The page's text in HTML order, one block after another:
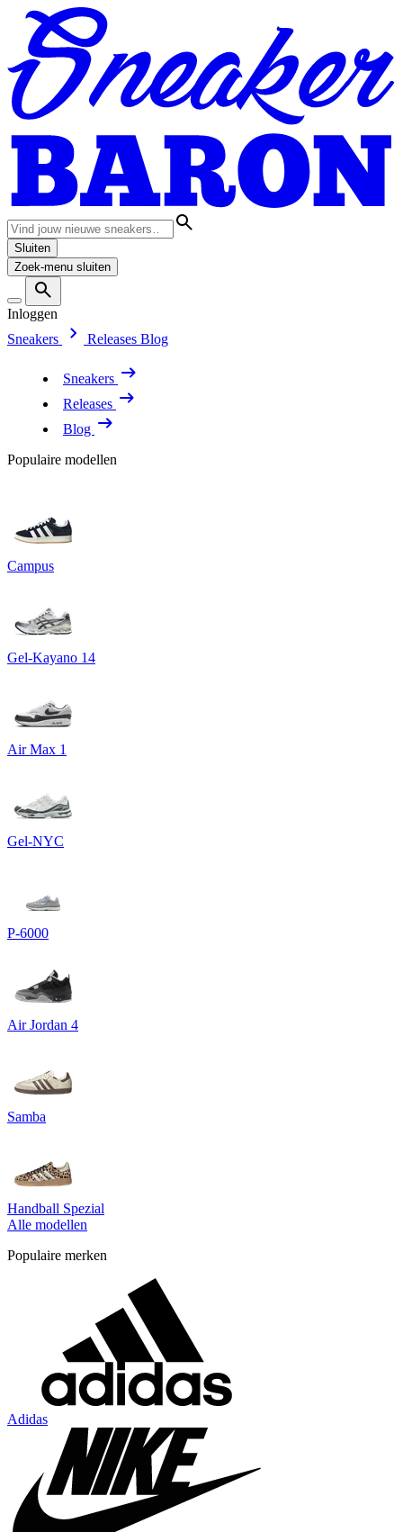
Sluiten
Zoek-menu sluiten
Inloggen
Sneakers
Releases Blog
Sneakers
Releases
Blog
Populaire modellen
Campus
Gel-Kayano 14
Air Max 1
Gel-NYC
P-6000
Air Jordan 4
Samba
Handball Spezial
Alle modellen
Populaire merken
Adidas